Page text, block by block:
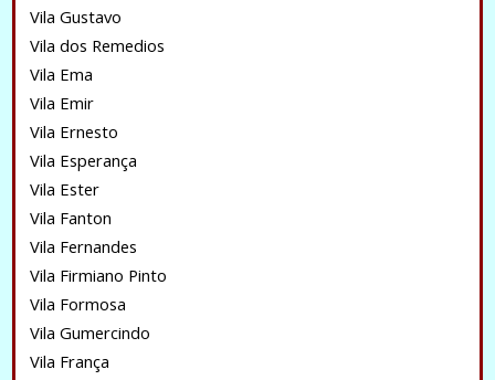
Vila Gustavo
Vila dos Remedios
Vila Ema
Vila Emir
Vila Ernesto
Vila Esperança
Vila Ester
Vila Fanton
Vila Fernandes
Vila Firmiano Pinto
Vila Formosa
Vila Gumercindo
Vila França